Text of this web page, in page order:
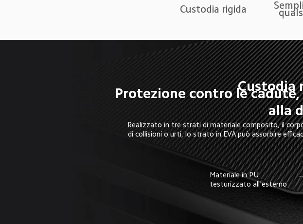
Custodia rigida
Custodia
Protezione contro le
alla
Realizzato in tre strati di materiale composito, il
di collisioni o urti, lo strato in EVA può assorbire
Materiale in PU
testurizzato all'esterno